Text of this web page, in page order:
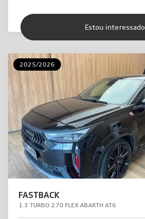
Estou interessado
2025/2026
FASTBACK
1.3 TURBO 270 FLEX ABARTH AT6